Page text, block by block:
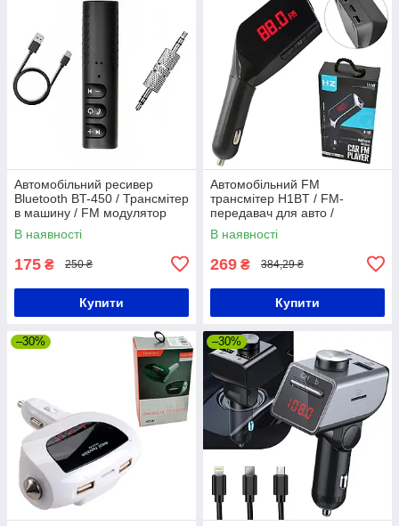
Автомобільний ресивер
Bluetooth BT-450 / Трансмітер
в машину / FM модулятор
В наявності
175 ₴ 250 ₴
Купити
Автомобільний FM
трансмітер H1BT / FM-
передавач для авто /
Модулятор в машину від
прикурювача з двома USB
В наявності
269 ₴ 384,29 ₴
Купити
–30% –30%